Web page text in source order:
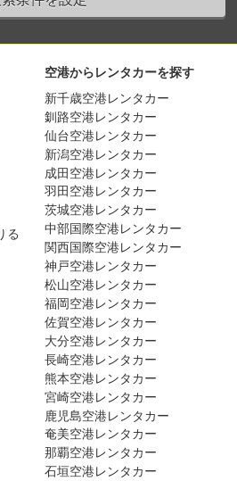
る
空港からレンタカーを探す
新千歳空港レンタカー
釧路空港レンタカー
仙台空港レンタカー
新潟空港レンタカー
成田空港レンタカー
羽田空港レンタカー
茨城空港レンタカー
中部国際空港レンタカー
関西国際空港レンタカー
神戸空港レンタカー
松山空港レンタカー
福岡空港レンタカー
佐賀空港レンタカー
大分空港レンタカー
長崎空港レンタカー
熊本空港レンタカー
宮崎空港レンタカー
鹿児島空港レンタカー
奄美空港レンタカー
那覇空港レンタカー
石垣空港レンタカー